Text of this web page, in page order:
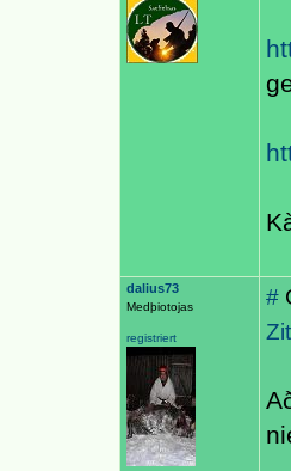
dalius73
Medþiotojas
registriert
#